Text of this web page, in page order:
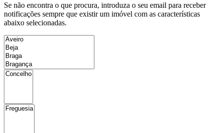
Se não encontra o que procura, introduza o seu email para receber
notificações sempre que existir um imóvel com as características
abaixo selecionadas.